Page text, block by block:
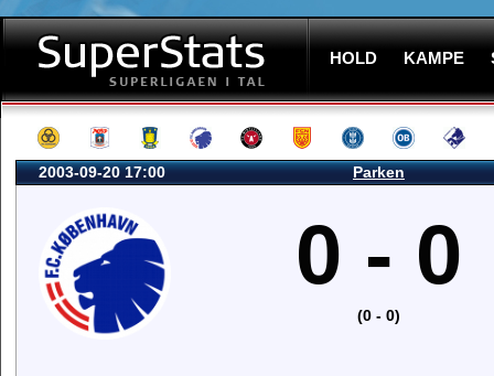
HOLD KAMPE
2003-09-20 17:00 Parken
0 - 0
(0 - 0)